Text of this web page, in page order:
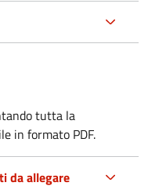
tutta la
in formato PDF.
da allegare